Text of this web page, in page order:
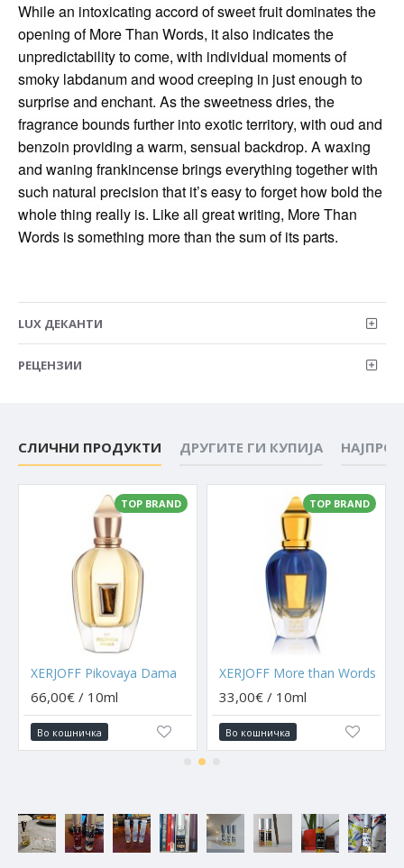
While an intoxicating accord of sweet fruit dominates the
opening of More Than Words, it also indicates the
unpredictability to come, with individual moments of
smoky labdanum and wood creeping in just enough to
surprise and enchant. As the sweetness dries, the
fragrance bounds further into exotic territory, with oud and
benzoin providing a warm, sensual backdrop. A waxing
and waning frankincense brings everything together with
such natural precision that it’s easy to forget how bold the
whole thing really is. Like all great writing, More Than
Words is something more than the sum of its parts.
LUX ДЕКАНТИ
РЕЦЕНЗИИ
СЛИЧНИ ПРОДУКТИ ДРУГИТЕ ГИ КУПИЈА
TOP BRAND
XERJOFF Pikovaya Dama
66,00€ / 10ml
Во кошничка
TOP BRAND
XERJOFF More than Words
33,00€ / 10ml
Во кошничка